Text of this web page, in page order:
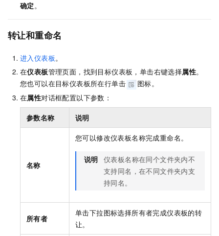
确定。
转让和重命名
进入仪表板。
在仪表板管理页面，找到目标仪表板，单击右键选择属性。
您也可以在目标仪表板所在行单击
图标。
在属性对话框配置以下参数：
参数名称 说明
名称
您可以修改仪表板名称完成重命名。
说明 仪表板名称在同个文件夹内不
支持同名，在不同文件夹内支
持同名。
所有者
单击下拉图标选择所有者完成仪表板的转
让。